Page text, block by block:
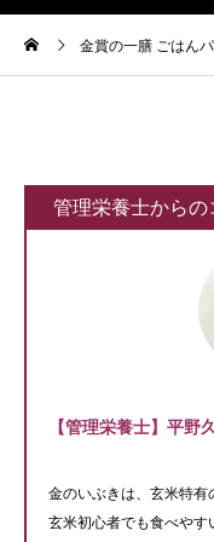
金賞の一膳 ごはん
【管理栄養士】平野
金のいぶきは、玄米特有
玄米初心者でも食べやす